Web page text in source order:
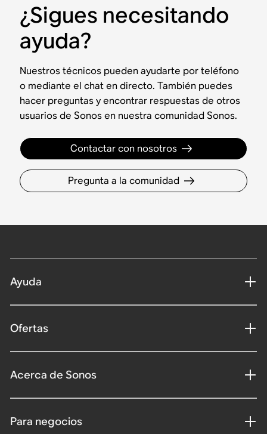
¿Sigues necesitando
ayuda?
Nuestros técnicos pueden ayudarte por teléfono
o mediante el chat en directo. También puedes
hacer preguntas y encontrar respuestas de otros
usuarios de Sonos en nuestra comunidad Sonos.
Contactar con nosotros
Pregunta a la comunidad
Ayuda
Ofertas
Acerca de Sonos
Para negocios